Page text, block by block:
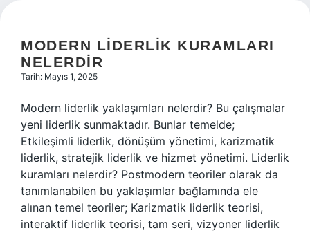
MODERN LIDERLIK KURAMLARI
NELERDIR
Tarih: Mayıs 1, 2025
Modern liderlik yaklaşımları nelerdir? Bu çalışmalar
yeni liderlik sunmaktadır. Bunlar temelde;
Etkileşimli liderlik, dönüşüm yönetimi, karizmatik
liderlik, stratejik liderlik ve hizmet yönetimi. Liderlik
kuramları nelerdir? Postmodern teoriler olarak da
tanımlanabilen bu yaklaşımlar bağlamında ele
alınan temel teoriler; Karizmatik liderlik teorisi,
interaktif liderlik teorisi, tam seri, vizyoner liderlik